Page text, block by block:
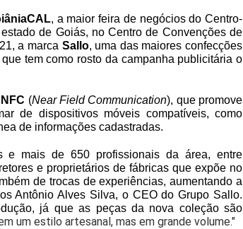
, a maior feira de negócios do Centro-
de Goiás, no Centro de Convenções de
a marca Sallo, uma das maiores confecções
que tem como rosto da campanha publicitária o
(Near Field Communication), que promove
de dispositivos móveis compatíveis, como
de informações cadastradas.
e mais de 650 profissionais da área, entre
e proprietários de fábricas que expõe no
de trocas de experiências, aumentando a
Antônio Alves Silva, o CEO do Grupo Sallo.
já que as peças da nova coleção são
um estilo artesanal, mas em grande volume."